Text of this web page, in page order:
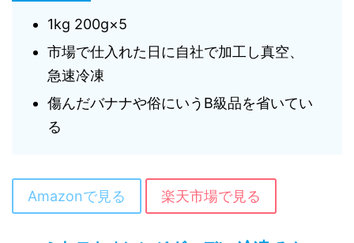
1kg 200g×5
市場で仕入れた日に自社で加工し真空、
急速冷凍
傷んだバナナや俗にいうB級品を省いてい
る
Amazonで見る 楽天市場で見る